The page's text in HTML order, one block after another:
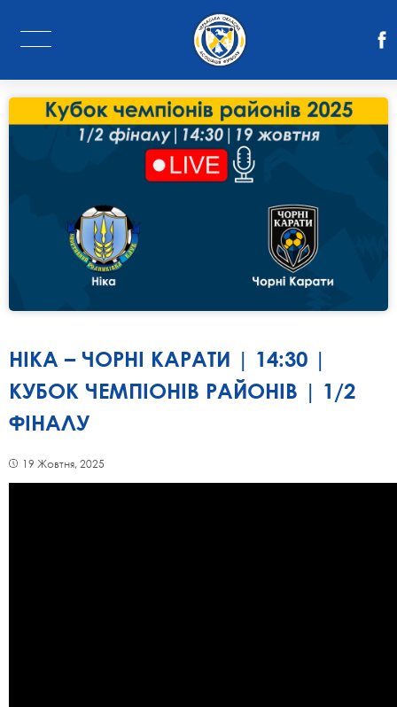
НІКА – ЧОРНІ КАРАТИ | 14:30 |
КУБОК ЧЕМПІОНІВ РАЙОНІВ | 1/2
ФІНАЛУ
19 Жовтня, 2025